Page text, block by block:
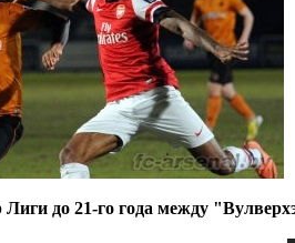
до 21-го года между